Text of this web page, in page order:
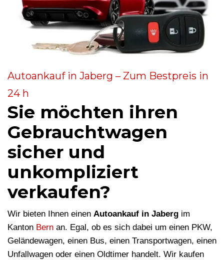
Autoankauf in Jaberg – Zum Bestpreis in
24 h
Sie möchten ihren
Gebrauchtwagen
sicher und
unkompliziert
verkaufen?
Wir bieten Ihnen einen Autoankauf in Jaberg im
Kanton Bern an. Egal, ob es sich dabei um einen PKW,
Geländewagen, einen Bus, einen Transportwagen, einen
Unfallwagen oder einen Oldtimer handelt. Wir kaufen